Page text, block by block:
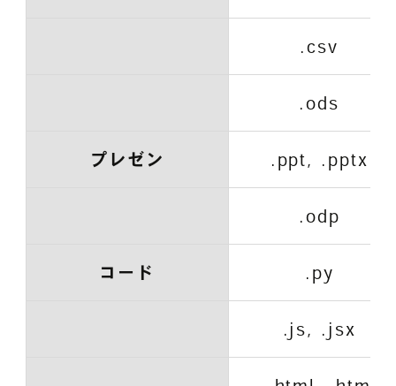
.csv
.ods
プレゼン .ppt, .pptx
.odp
コード .py
.js, .jsx